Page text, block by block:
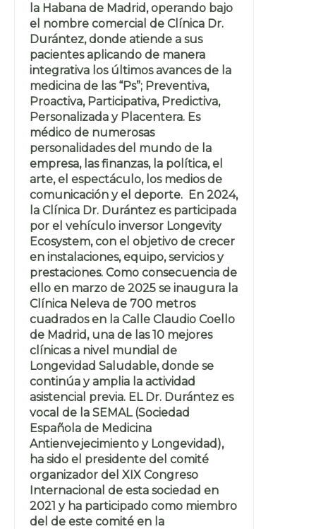
la Habana de Madrid, operando bajo
el nombre comercial de Clínica Dr.
Durántez, donde atiende a sus
pacientes aplicando de manera
integrativa los últimos avances de la
medicina de las “Ps”; Preventiva,
Proactiva, Participativa, Predictiva,
Personalizada y Placentera. Es
médico de numerosas
personalidades del mundo de la
empresa, las finanzas, la política, el
arte, el espectáculo, los medios de
comunicación y el deporte. En 2024,
la Clínica Dr. Durántez es participada
por el vehículo inversor Longevity
Ecosystem, con el objetivo de crecer
en instalaciones, equipo, servicios y
prestaciones. Como consecuencia de
ello en marzo de 2025 se inaugura la
Clínica Neleva de 700 metros
cuadrados en la Calle Claudio Coello
de Madrid, una de las 10 mejores
clínicas a nivel mundial de
Longevidad Saludable, donde se
continúa y amplia la actividad
asistencial previa. EL Dr. Durántez es
vocal de la SEMAL (Sociedad
Española de Medicina
Antienvejecimiento y Longevidad),
ha sido el presidente del comité
organizador del XIX Congreso
Internacional de esta sociedad en
2021 y ha participado como miembro
del de este comité en la